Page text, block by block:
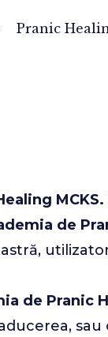
Pranic
MCKS.
de
de Pranic